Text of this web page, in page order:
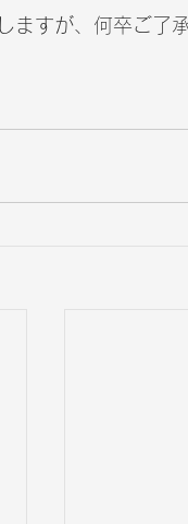
ますが、何卒ご了